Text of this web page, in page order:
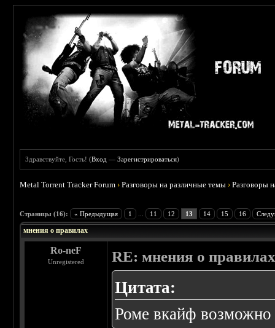
Здравствуйте, Гость! (Вход —Зарегистрироваться)
Metal Torrent Tracker Forum ›Разговоры на различные темы ›Разговоры
Страницы (16): « Предыдущая 1 11 12 13 14 15 16
мнения о правилах
Ro-neF
Unregistered RE: мнения о
Цитата:
Роме вкайф возможно